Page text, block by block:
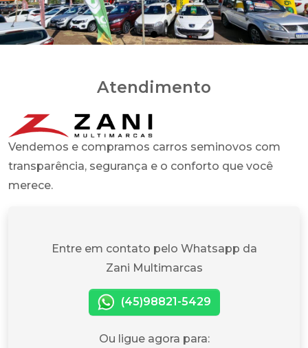
Atendimento
Vendemos e compramos carros seminovos com
transparência, segurança e o conforto que você
merece.
Entre em contato pelo Whatsapp da
Zani Multimarcas
(45)98821-5429
Ou ligue agora para: